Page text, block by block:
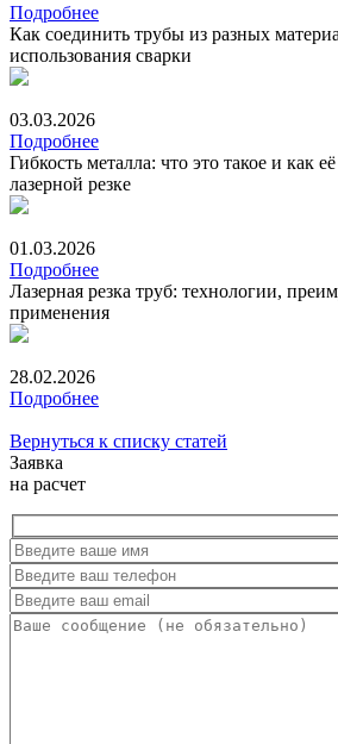
Подробнее
Как соединить трубы из разных
использования сварки
03.03.2026
Подробнее
Гибкость металла: что это такое и как
лазерной резке
01.03.2026
Подробнее
Лазерная резка труб: технологии,
применения
28.02.2026
Подробнее
Вернуться к списку статей
Заявка
на расчет